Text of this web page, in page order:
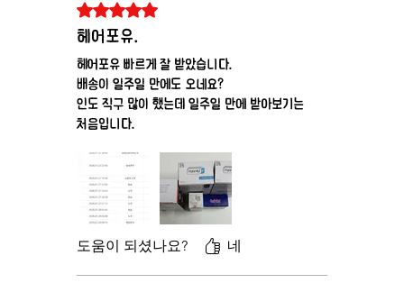
알리십시오.
· 바람직하지 않은 수염 성장을 유발할 수 있으므로 용
별점 5점 중 5점을 주었습니다.
헤어포유.
헤어포유 빠르게 잘 받았습니다.
배송이 일주일 만에도 오네요?
인도 직구 많이 했는데 일주일 만에 받아보기는
처음입니다.
도움이 되셨나요? 네